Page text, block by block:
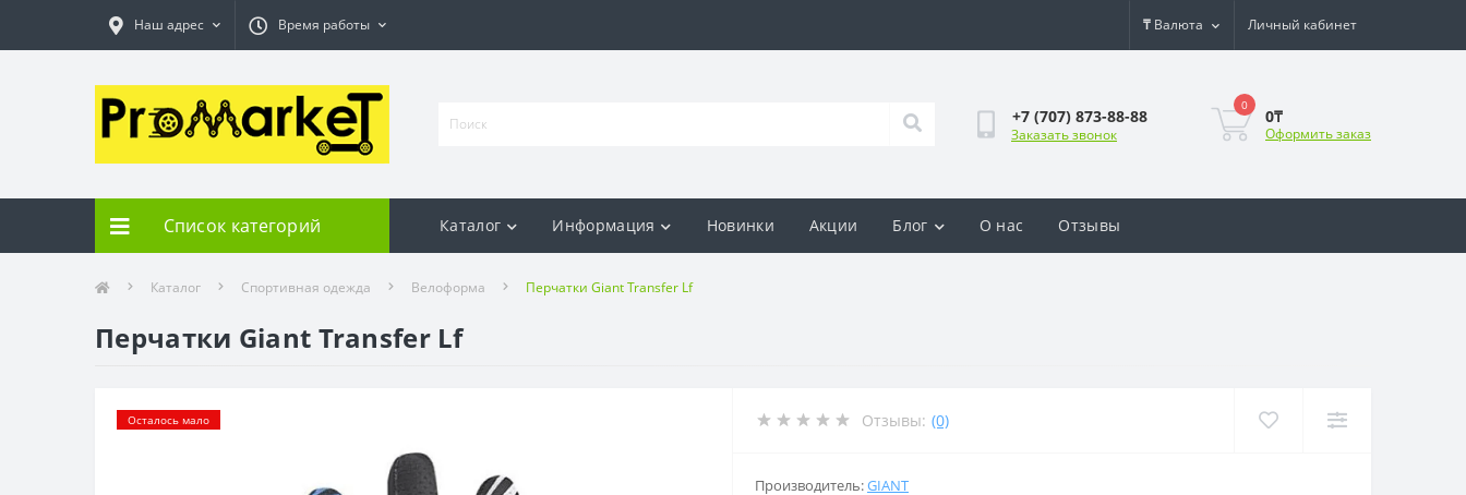
Наш адрес Время работы ₸ Валюта Личный кабинет
+7 (707) 873-88-88
Заказать звонок
0
0₸
Оформить заказ
Список категорий Каталог Информация Новинки Акции Блог О нас Отзывы
Каталог Спортивная одежда Велоформа Перчатки Giant Transfer Lf
Перчатки Giant Transfer Lf
Осталось мало Отзывы: (0)
Производитель:GIANT